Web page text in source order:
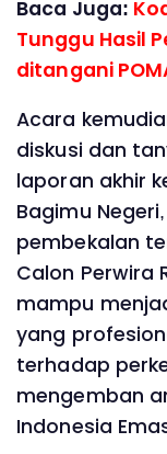
Baca Juga:
Tunggu Hasil
ditangani
Acara
diskusi dan
laporan akhir
Bagimu
pembekalan
Calon Perwira
mampu
yang
terhadap
mengemban
Indonesia